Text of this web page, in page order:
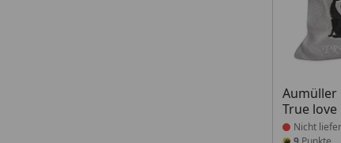
Aumüller
True
Produkt
Nicht